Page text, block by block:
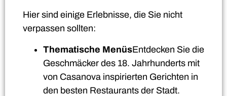
Hier sind einige Erlebnisse, die Sie nicht
verpassen sollten:
Thematische MenüsEntdecken Sie die
Geschmäcker des 18. Jahrhunderts mit
von Casanova inspirierten Gerichten in
den besten Restaurants der Stadt.